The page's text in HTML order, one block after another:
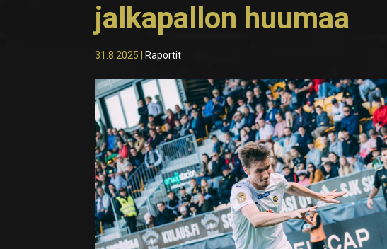
jalkapallon huumaa
31.8.2025 Raportit